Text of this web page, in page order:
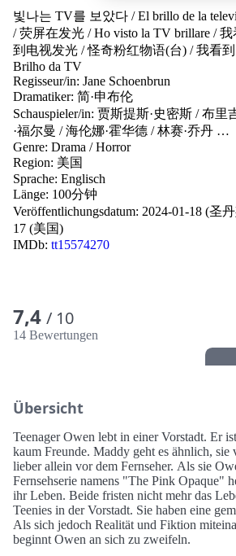
빛나는 TV를 보았다 /El brillo de la
/荧屏在发光 /Ho visto la TV brillare /我
到电视发光 /怪奇粉红物语(台) /我看
Brilho da TV
Regisseur/in: Jane Schoenbrun
Dramatiker: 简·申布伦
Schauspieler/in: 贾斯提斯·史密斯 /布里
·福尔曼 /海伦娜·霍华德 /林赛·乔丹 …
Genre: Drama /Horror
Region: 美国
Sprache: Englisch
Länge: 100分钟
Veröffentlichungsdatum: 2024-01-18 (圣
17 (美国)
IMDb: tt15574270
7,4 / 10
14 Bewertungen
Übersicht
Teenager Owen lebt in einer Vorstadt. Er
kaum Freunde. Maddy geht es ähnlich, sie
lieber allein vor dem Fernseher. Als sie
Fernsehserie namens "The Pink Opaque"
ihr Leben. Beide fristen nicht mehr das
Teenies in der Vorstadt. Sie haben eine
Als sich jedoch Realität und Fiktion
beginnt Owen an sich zu zweifeln.